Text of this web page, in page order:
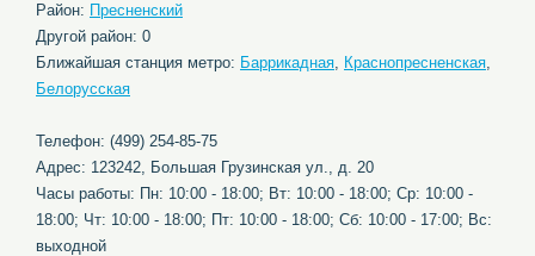
Район: Пресненский
Другой район: 0
Ближайшая станция метро: Баррикадная, Краснопресненская,
Белорусская
Телефон: (499) 254-85-75
Адрес: 123242, Большая Грузинская ул., д. 20
Часы работы: Пн: 10:00 - 18:00; Вт: 10:00 - 18:00; Ср: 10:00 -
18:00; Чт: 10:00 - 18:00; Пт: 10:00 - 18:00; Сб: 10:00 - 17:00; Вс:
выходной